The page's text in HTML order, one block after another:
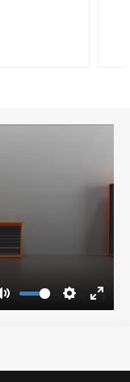
Mute Settings
Enter